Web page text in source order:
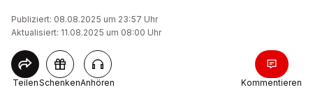
Publiziert: 08.08.2025 um 23:57 Uhr
Aktualisiert: 11.08.2025 um 08:00 Uhr
TeilenSchenkenAnhören Kommentieren